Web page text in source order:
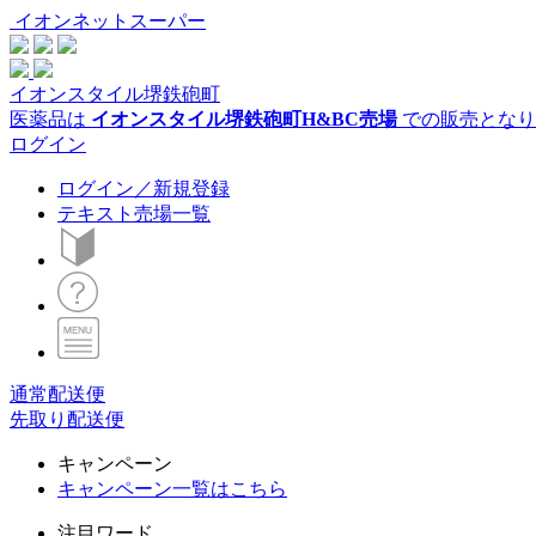
イオンネットスーパー
イオンスタイル堺鉄砲町
医薬品は イオンスタイル堺鉄砲町H&BC売場での販売とな
ログイン
ログイン／新規登録
テキスト売場一覧
通常配送便
先取り配送便
キャンペーン
キャンペーン一覧はこちら